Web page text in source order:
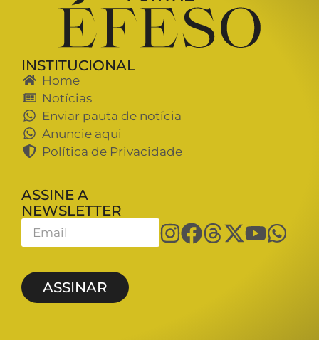
INSTITUCIONAL
Home
Notícias
Enviar pauta de notícia
Anuncie aqui
Política de Privacidade
ASSINE A
NEWSLETTER
ASSINAR